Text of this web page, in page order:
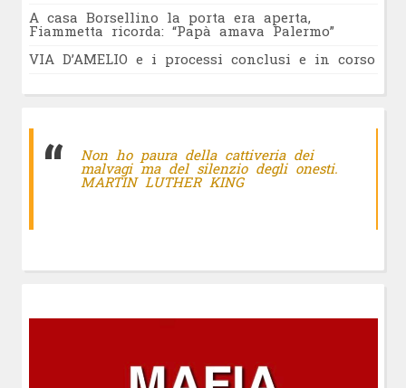
A casa Borsellino la porta era aperta,
Fiammetta ricorda: “Papà amava Palermo”
VIA D’AMELIO e i processi conclusi e in corso
Non ho paura della cattiveria dei
malvagi ma del silenzio degli onesti.
MARTIN LUTHER KING